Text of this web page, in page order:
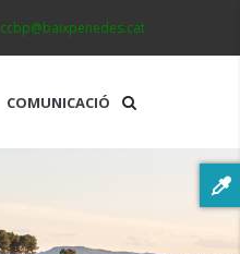
ccbp@baixpenedes.cat
COMUNICACIÓ